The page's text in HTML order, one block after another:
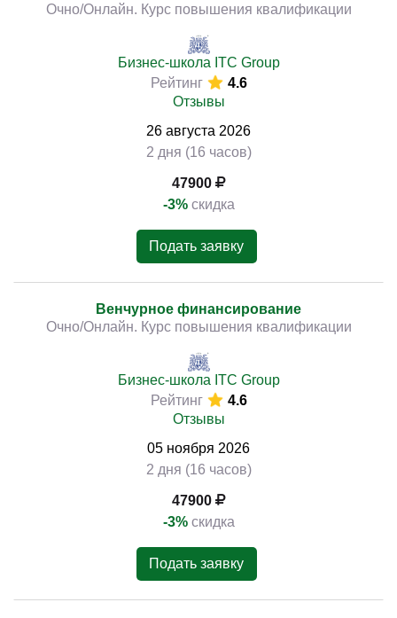
Очно/Онлайн. Курс повышения квалификации
Бизнес-школа ITC Group
Рейтинг
4.6
Отзывы
26 августа 2026
2 дня (16 часов)
47900
-3% скидка
Подать заявку
Венчурное финансирование
Очно/Онлайн. Курс повышения квалификации
Бизнес-школа ITC Group
Рейтинг
4.6
Отзывы
05 ноября 2026
2 дня (16 часов)
47900
-3% скидка
Подать заявку